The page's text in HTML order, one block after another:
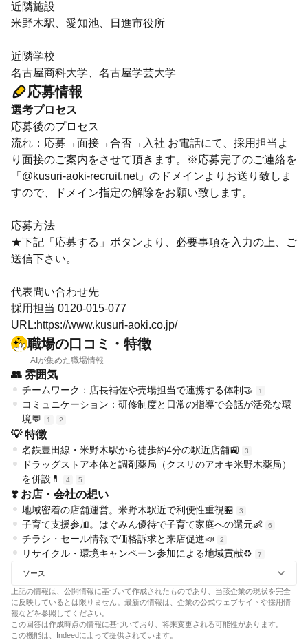
近隣施設
米野木駅、愛知池、日進市役所
近隣学校
名古屋商科大学、名古屋学芸大学
応募情報
選考プロセス
応募後のプロセス
流れ：応募→面接→合否→入社 お電話にて、採用担当よ
り面接のご案内をさせて頂きます。※応募完了のご連絡を
「@kusuri-aoki-recruit.net」のドメインよりお送り致しま
すので、ドメイン指定の解除をお願い致します。
応募方法
★下記「応募する」ボタンより、必要事項を入力の上、ご
送信下さい。
代表問い合わせ先
採用担当 0120-015-077
URL:https://www.kusuri-aoki.co.jp/
職場の口コミ・特徴
AIが集めた職場情報
👥 雰囲気
チームワーク：店長補佐や売場担当で連携する体制🤝 1
コミュニケーション：研修制度と日常の指導で会話が活発な環
境💬
1 2
💡 特徴
名鉄豊田線・米野木駅から徒歩約4分の駅近店舗🚉 3
ドラッグストア本体と調剤薬局（クスリのアオキ米野木薬局）
を併設💊
4 5
❣️ お店・会社の想い
地域密着の店舗運営。米野木駅近で利便性重視🏪 3
子育て支援参加。はぐみん優待で子育て家庭への還元👶 6
チラシ・セール情報で価格訴求と来店促進📣 2
リサイクル・環境キャンペーン参加による地域貢献♻️ 7
ソース
上記の情報は、公開情報に基づいて作成されたものであり、当該企業の現状を完全
に反映しているとは限りません。最新の情報は、企業の公式ウェブサイトや採用情
報などを参照してください。
この回答は作成時点の情報に基づいており、将来変更される可能性があります。
この機能は、Indeedによって提供されています。